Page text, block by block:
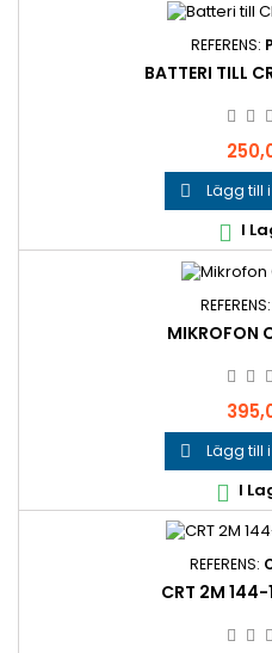
REFERENS:
BATTERI TILL
Pris
 Lägg till
 I
REFERENS:
MIKROFON
Pris
 Lägg till
 I
REFERENS:
CRT 2M